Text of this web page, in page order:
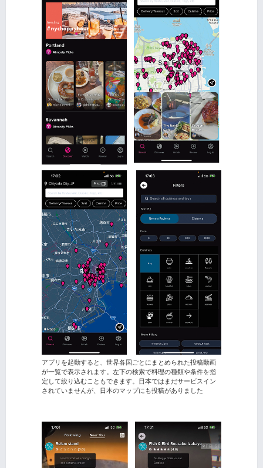
アプリを起動すると、世界各国ごとにまとめられた投稿動画
が一覧で表示されます。左下の検索で料理の種類や条件を指
定して絞り込むこともできます。日本ではまだサービスイン
されていませんが、日本のマップにも投稿がありました